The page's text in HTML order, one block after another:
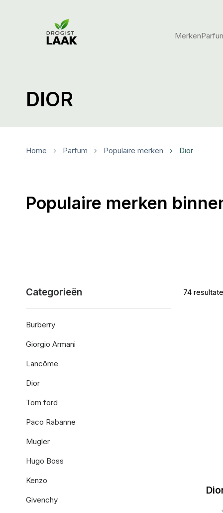
Merken
DIOR
Home Parfum Populaire merken Dior
Populaire merken
74
Categorieën
Burberry
Giorgio Armani
Lancôme
Dior
Tom ford
Paco Rabanne
Mugler
Hugo Boss
Kenzo
Givenchy